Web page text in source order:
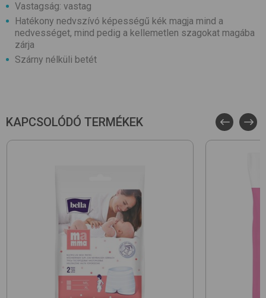
Vastagság: vastag
Hatékony nedvszívó képességű kék magja mind a
nedvességet, mind pedig a kellemetlen szagokat magába
zárja
Szárny nélküli betét
KAPCSOLÓDÓ TERMÉKEK